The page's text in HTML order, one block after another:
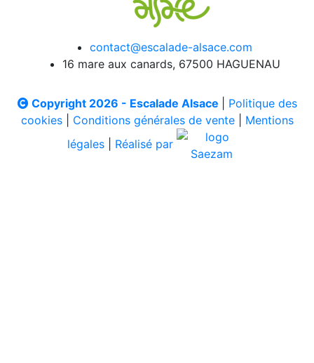
contact@escalade-alsace.com
16 mare aux canards, 67500 HAGUENAU
Copyright 2026 - Escalade Alsace
Politique des
cookies| Conditions générales de vente| Mentions
légales
Réalisé par